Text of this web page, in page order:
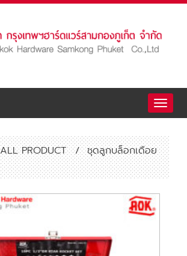
Toggle
ALL PRODUCT / ชุดลูกบล็อกเดือย